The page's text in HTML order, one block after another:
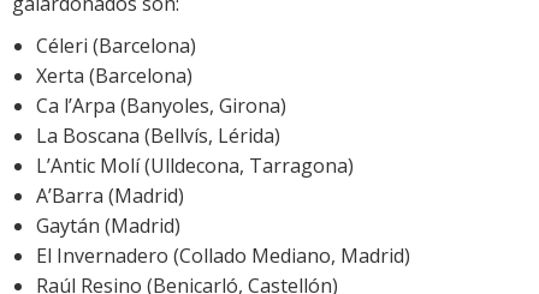
Céleri (Barcelona)
Xerta (Barcelona)
Ca l’Arpa (Banyoles, Girona)
La Boscana (Bellvís, Lérida)
L’Antic Molí (Ulldecona, Tarragona)
A’Barra (Madrid)
Gaytán (Madrid)
El Invernadero (Collado Mediano, Madrid)
Raúl Resino (Benicarló, Castellón)